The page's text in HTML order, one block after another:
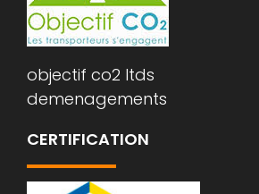
objectif co2 ltds
demenagements
CERTIFICATION